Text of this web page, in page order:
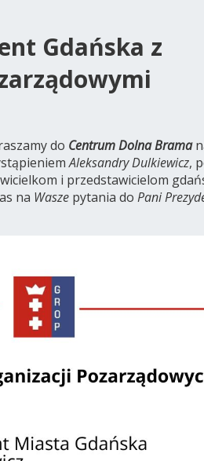
Gdańska z
do Centrum Dolna Brama
Aleksandry Dulkiewicz,
i przedstawicielom
na Wasze pytania doPani